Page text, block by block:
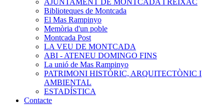
AJUNTAMENT DE MONTCADA I REIXAC
Biblioteques de Montcada
El Mas Rampinyo
Memòria d'un poble
Montcada Post
LA VEU DE MONTCADA
ABI - ATENEU DOMINGO FINS
La unió de Mas Rampinyo
PATRIMONI HISTÒRIC, ARQUITECTÒNIC I
AMBIENTAL
ESTADÍSTICA
Contacte